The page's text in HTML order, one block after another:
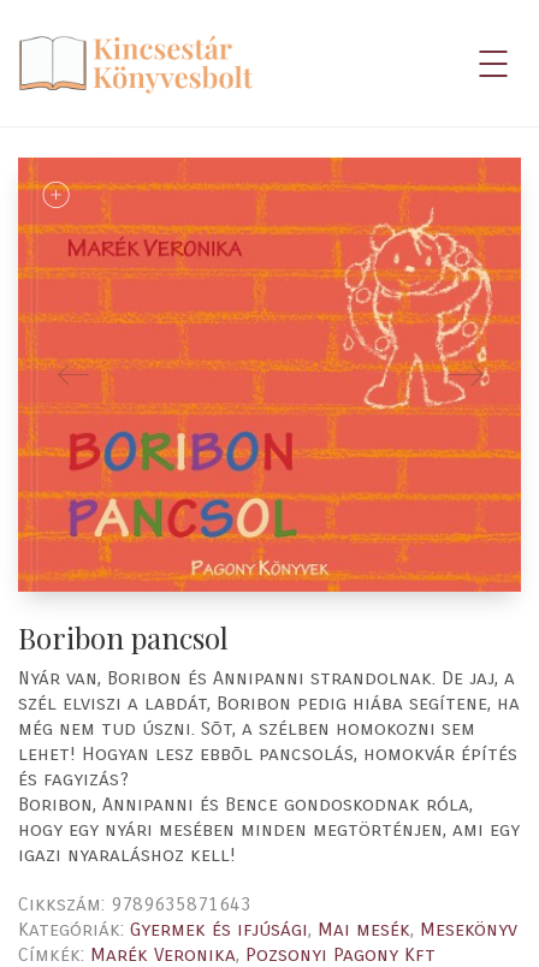
Boribon pancsol
Nyár van, Boribon és Annipanni strandolnak. De jaj, a
szél elviszi a labdát, Boribon pedig hiába segítene, ha
még nem tud úszni. Sõt, a szélben homokozni sem
lehet! Hogyan lesz ebbõl pancsolás, homokvár építés
és fagyizás?
Boribon, Annipanni és Bence gondoskodnak róla,
hogy egy nyári mesében minden megtörténjen, ami egy
igazi nyaraláshoz kell!
Cikkszám: 9789635871643
Kategóriák: Gyermek és ifjúsági, Mai mesék, Mesekönyv
Címkék: Marék Veronika, Pozsonyi Pagony Kft